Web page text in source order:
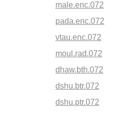
male.enc.072
pada.enc.072
vtau.enc.072
moul.rad.072
dhaw.bth.072
dshu.btr.072
dshu.ptr.072